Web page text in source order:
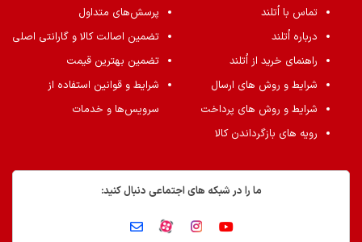
تماس با اُتلند
درباره اُتلند
راهنمای خرید از اُتلند
شرایط و روش های ارسال
شرایط و روش های پرداخت
رویه های بازگرداندن کالا
پرسش‌های متداول
تضمین اصالت کالا و گارانتی اصلی
تضمین بهترین قیمت
شرایط و قوانین استفاده از
سرویس‌ها و خدمات
ما را در شبکه های اجتماعی دنبال کنید: